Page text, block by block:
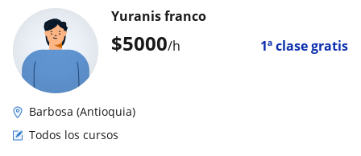
$5000/h 1ª clase gratis
Yuranis franco
Barbosa (Antioquia)
Todos los cursos